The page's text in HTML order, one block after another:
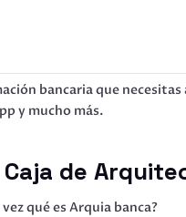
bancaria que
y mucho más.
de
qué es Arquia banca?